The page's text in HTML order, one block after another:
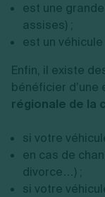
est une
assises) ;
est un
Enfin, il existe
bénéficier
régionale de la
si votre
en cas de
divorce…) ;
si votre